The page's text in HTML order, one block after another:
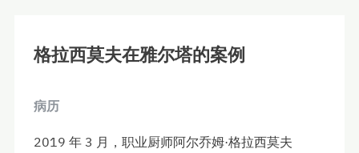
格拉西莫夫在雅尔塔的案例
病历
2019 年 3 月，职业厨师阿尔乔姆·格拉西莫夫